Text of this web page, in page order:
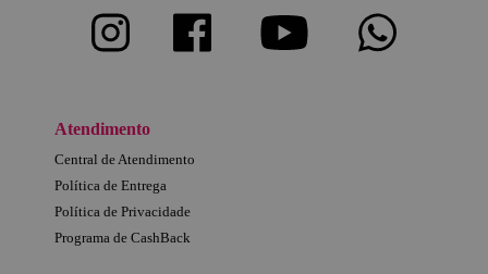
Atendimento
Central de Atendimento
Política de Entrega
Política de Privacidade
Programa de CashBack